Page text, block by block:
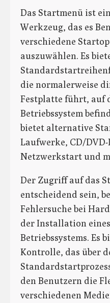
Das Startmenü ist
Werkzeug, das es
verschiedene
auszuwählen. Es
die normalerweise
Festplatte führt, auf
Betriebssystem
bietet alternative
Laufwerke, CD/
Netzwerkstart und
Der Zugriff auf das
entscheidend sein,
Fehlersuche bei
der Installation
Betriebssystems. Es
Kontrolle, das über
den Benutzern die
verschiedenen